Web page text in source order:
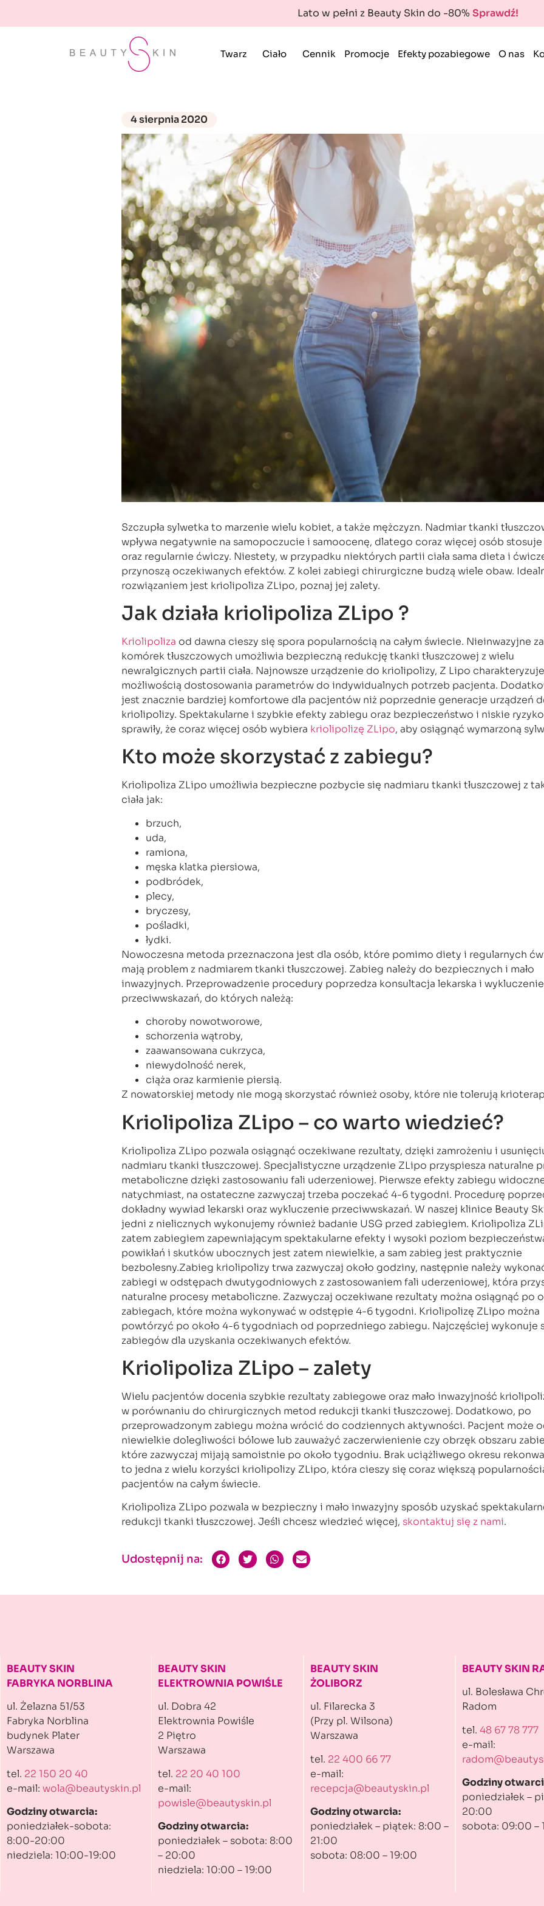
Lato w pełni z Beauty Skin do -80% Sprawdź!
Twarz Ciało Cennik Promocje Efekty pozabiegowe O nas
4 sierpnia 2020
Szczupła sylwetka to marzenie wielu kobiet, a także mężczyzn. Nadmiar tkanki
wpływa negatywnie na samopoczucie i samoocenę, dlatego coraz więcej osób
oraz regularnie ćwiczy. Niestety, w przypadku niektórych partii ciała sama dieta i
przynoszą oczekiwanych efektów. Z kolei zabiegi chirurgiczne budzą wiele obaw.
rozwiązaniem jest kriolipoliza ZLipo, poznaj jej zalety.
Jak działa kriolipoliza ZLipo ?
Kriolipoliza od dawna cieszy się spora popularnością na całym świecie. Nieinwazyjne
komórek tłuszczowych umożliwia bezpieczną redukcję tkanki tłuszczowej z wielu
newralgicznych partii ciała. Najnowsze urządzenie do kriolipolizy, Z Lipo
możliwością dostosowania parametrów do indywidualnych potrzeb pacjenta.
jest znacznie bardziej komfortowe dla pacjentów niż poprzednie generacje urządzeń
kriolipolizy. Spektakularne i szybkie efekty zabiegu oraz bezpieczeństwo i niskie ryzyko
sprawiły, że coraz więcej osób wybiera kriolipolizę ZLipo, aby osiągnąć wymarzoną
Kto może skorzystać z zabiegu?
Kriolipoliza ZLipo umożliwia bezpieczne pozbycie się nadmiaru tkanki tłuszczowej z
ciała jak:
brzuch,
uda,
ramiona,
męska klatka piersiowa,
podbródek,
plecy,
bryczesy,
pośladki,
łydki.
Nowoczesna metoda przeznaczona jest dla osób, które pomimo diety i regularnych
mają problem z nadmiarem tkanki tłuszczowej. Zabieg należy do bezpiecznych i mało
inwazyjnych. Przeprowadzenie procedury poprzedza konsultacja lekarska i wykluczenie
przeciwwskazań, do których należą:
choroby nowotworowe,
schorzenia wątroby,
zaawansowana cukrzyca,
niewydolność nerek,
ciąża oraz karmienie piersią.
Z nowatorskiej metody nie mogą skorzystać również osoby, które nie tolerują
Kriolipoliza ZLipo – co warto wiedzieć?
Kriolipoliza ZLipo pozwala osiągnąć oczekiwane rezultaty, dzięki zamrożeniu i
nadmiaru tkanki tłuszczowej. Specjalistyczne urządzenie ZLipo przyspiesza naturalne
metaboliczne dzięki zastosowaniu fali uderzeniowej. Pierwsze efekty zabiegu
natychmiast, na ostateczne zazwyczaj trzeba poczekać 4-6 tygodni. Procedurę
dokładny wywiad lekarski oraz wykluczenie przeciwwskazań. W naszej klinice Beauty
jedni z nielicznych wykonujemy również badanie USG przed zabiegiem. Kriolipoliza
zatem zabiegiem zapewniającym spektakularne efekty i wysoki poziom
powikłań i skutków ubocznych jest zatem niewielkie, a sam zabieg jest praktycznie
bezbolesny.Zabieg kriolipolizy trwa zazwyczaj około godziny, następnie należy
zabiegi w odstępach dwutygodniowych z zastosowaniem fali uderzeniowej, która
naturalne procesy metaboliczne. Zazwyczaj oczekiwane rezultaty można osiągnąć po
zabiegach, które można wykonywać w odstępie 4-6 tygodni. Kriolipolizę ZLipo można
powtórzyć po około 4-6 tygodniach od poprzedniego zabiegu. Najczęściej wykonuje
zabiegów dla uzyskania oczekiwanych efektów.
Kriolipoliza ZLipo – zalety
Wielu pacjentów docenia szybkie rezultaty zabiegowe oraz mało inwazyjność
w porównaniu do chirurgicznych metod redukcji tkanki tłuszczowej. Dodatkowo, po
przeprowadzonym zabiegu można wrócić do codziennych aktywności. Pacjent może
niewielkie dolegliwości bólowe lub zauważyć zaczerwienienie czy obrzęk obszaru
które zazwyczaj mijają samoistnie po około tygodniu. Brak uciążliwego okresu
to jedna z wielu korzyści kriolipolizy ZLipo, która cieszy się coraz większą
pacjentów na całym świecie.
Kriolipoliza ZLipo pozwala w bezpieczny i mało inwazyjny sposób uzyskać
redukcji tkanki tłuszczowej. Jeśli chcesz wiedzieć więcej, skontaktuj się z nami.
Udostępnij na:
BEAUTY SKIN
FABRYKA NORBLINA
ul. Żelazna 51/53
Fabryka Norblina
budynek Plater
Warszawa
tel. 22 150 20 40
e-mail: wola@beautyskin.pl
Godziny otwarcia:
poniedziałek-sobota:
8:00-20:00
niedziela: 10:00-19:00
BEAUTY SKIN
ELEKTROWNIA POWIŚLE
ul. Dobra 42
Elektrownia Powiśle
2 Piętro
Warszawa
tel. 22 20 40 100
e-mail:
powisle@beautyskin.pl
Godziny otwarcia:
poniedziałek – sobota: 8:00
– 20:00
niedziela: 10:00 – 19:00
BEAUTY SKIN
ŻOLIBORZ
ul. Filarecka 3
(Przy pl. Wilsona)
Warszawa
tel. 22 400 66 77
e-mail:
recepcja@beautyskin.pl
Godziny otwarcia:
poniedziałek – piątek: 8:00 –
21:00
sobota: 08:00 – 19:00
BEAUTY SKIN
ul. Bolesława
Radom
tel. 48 67 78 777
e-mail:
Godziny
poniedziałek –
20:00
sobota: 09:00 –